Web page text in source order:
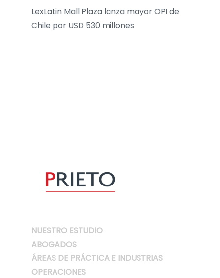
LexLatin Mall Plaza lanza mayor OPI de
Chile por USD 530 millones
NUESTRO ESTUDIO
ABOGADOS
ÁREAS DE PRÁCTICA E INDUSTRIAS
OPERACIONES